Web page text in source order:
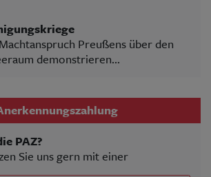
Preußens über den
demonstrieren...
PAZ?
Sie uns gern mit einer